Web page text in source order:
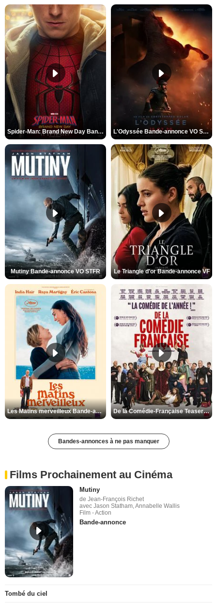
Spider-Man: Brand New Day Bande-annonce VO STFR L'Odyssée Bande-annonce VO STFR
Mutiny Bande-annonce VO STFR Le Triangle d'or Bande-annonce VF
Les Matins merveilleux Bande-annonce VF De la Comédie-Française Teaser VF
Bandes-annonces à ne pas manquer
Films Prochainement au Cinéma
Mutiny
de Jean-François Richet
avec Jason Statham, Annabelle Wallis
Film - Action
Bande-annonce
Tombé du ciel